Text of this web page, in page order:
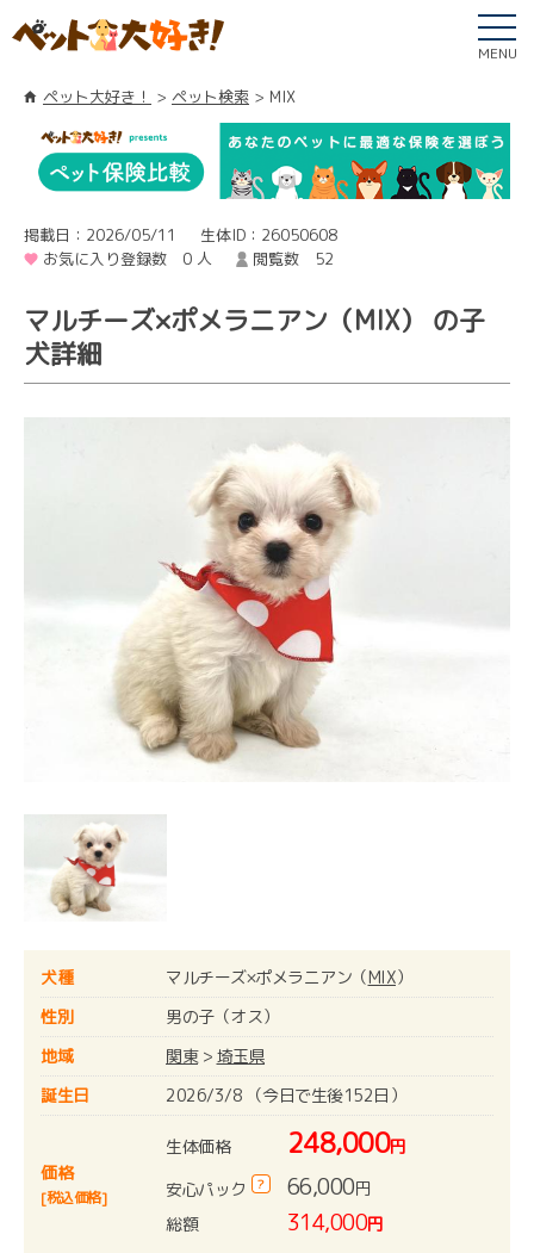
MENU
ペット大好き！ ペット検索 MIX
掲載日：2026/05/11
生体ID：26050608
お気に入り登録数 0 人
閲覧数 52
マルチーズ×ポメラニアン（MIX） の子
犬詳細
犬種 マルチーズ×ポメラニアン（MIX）
性別
男の子（オス）
地域
関東> 埼玉県
誕生日
2026/3/8 （今日で生後152日）
価格
[税込価格]
生体価格 248,000円
安心パック
? 66,000円
総額
314,000円